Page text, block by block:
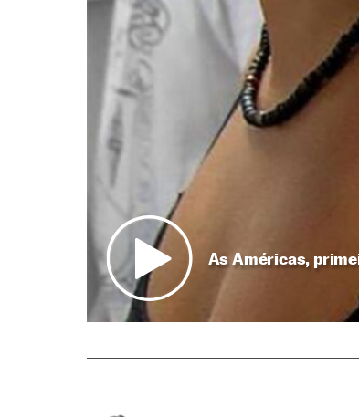
As Américas,